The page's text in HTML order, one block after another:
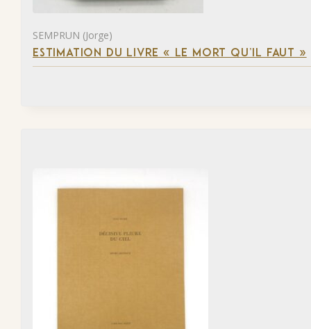
SEMPRUN (Jorge)
ESTIMATION DU LIVRE « LE MORT QU’IL FAUT »